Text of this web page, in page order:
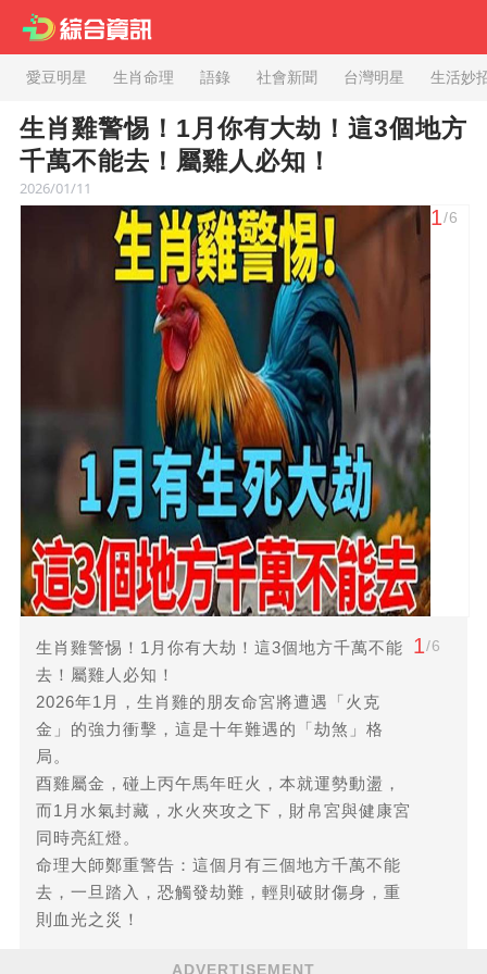
愛豆明星 生肖命理 語錄 社會新聞 台灣明星 生活妙
生肖雞警惕！1月你有大劫！這3個地方
千萬不能去！屬雞人必知！
2026/01/11
1/6
生肖雞警惕！1月你有大劫！這3個地方千萬不能
去！屬雞人必知！
2026年1月，生肖雞的朋友命宮將遭遇「火克
金」的強力衝擊，這是十年難遇的「劫煞」格
局。
酉雞屬金，碰上丙午馬年旺火，本就運勢動盪，
而1月水氣封藏，水火夾攻之下，財帛宮與健康宮
同時亮紅燈。
命理大師鄭重警告：這個月有三個地方千萬不能
去，一旦踏入，恐觸發劫難，輕則破財傷身，重
則血光之災！
1/6
ADVERTISEMENT